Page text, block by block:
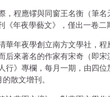
，程應镠與同窗王名衡（筆
《年夜學藝文》，僅出一卷二
華年夜學創立南方文學社，程
后來著名的作家有宋奇（即
行》專欄，每月一期，由四
散文增刊。